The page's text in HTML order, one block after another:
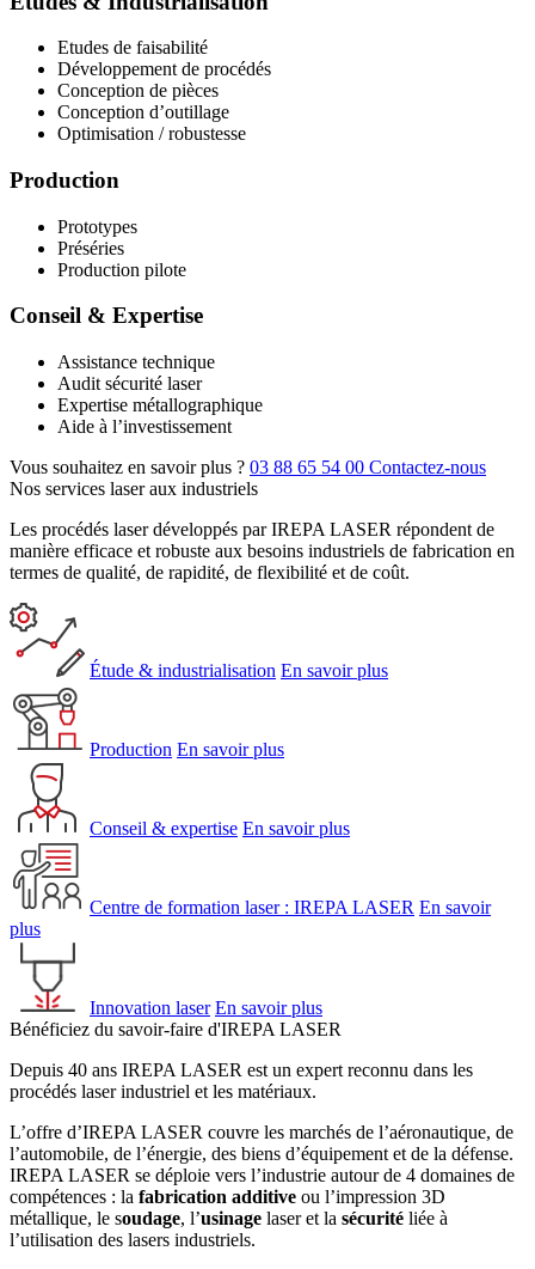
Etudes de faisabilité
Développement de procédés
Conception de pièces
Conception d’outillage
Optimisation / robustesse
Production
Prototypes
Préséries
Production pilote
Conseil & Expertise
Assistance technique
Audit sécurité laser
Expertise métallographique
Aide à l’investissement
Vous souhaitez en savoir plus ? 03 88 65 54 00 Contactez-nous
Nos services laser aux industriels
Les procédés laser développés par IREPA LASER répondent de
manière efficace et robuste aux besoins industriels de fabrication en
termes de qualité, de rapidité, de flexibilité et de coût.
Étude & industrialisation En savoir plus
Production En savoir plus
Conseil & expertise En savoir plus
Centre de formation laser : IREPA LASER En savoir
plus
Innovation laser En savoir plus
Bénéficiez du savoir-faire d'IREPA LASER
Depuis 40 ans IREPA LASER est un expert reconnu dans les
procédés laser industriel et les matériaux.
L’offre d’IREPA LASER couvre les marchés de l’aéronautique, de
l’automobile, de l’énergie, des biens d’équipement et de la défense.
IREPA LASER se déploie vers l’industrie autour de 4 domaines de
compétences : la fabrication additive ou l’impression 3D
métallique, le soudage, l’usinage laser et la sécurité liée à
l’utilisation des lasers industriels.